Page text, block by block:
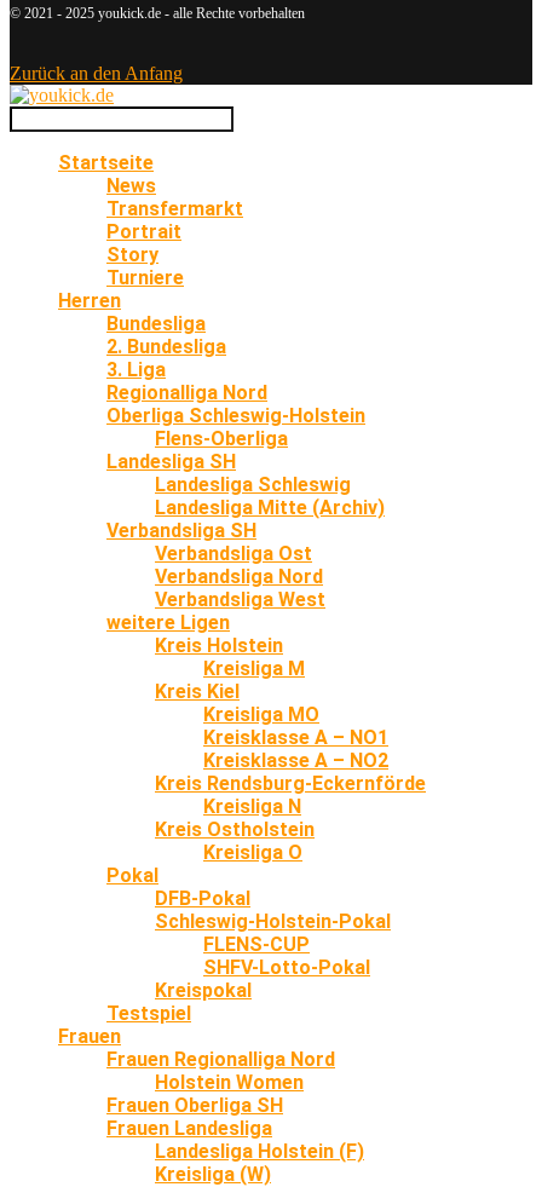
© 2021 - 2025 youkick.de - alle Rechte vorbehalten
Zurück an den Anfang
Startseite
News
Transfermarkt
Portrait
Story
Turniere
Herren
Bundesliga
2. Bundesliga
3. Liga
Regionalliga Nord
Oberliga Schleswig-Holstein
Flens-Oberliga
Landesliga SH
Landesliga Schleswig
Landesliga Mitte (Archiv)
Verbandsliga SH
Verbandsliga Ost
Verbandsliga Nord
Verbandsliga West
weitere Ligen
Kreis Holstein
Kreisliga M
Kreis Kiel
Kreisliga MO
Kreisklasse A – NO1
Kreisklasse A – NO2
Kreis Rendsburg-Eckernförde
Kreisliga N
Kreis Ostholstein
Kreisliga O
Pokal
DFB-Pokal
Schleswig-Holstein-Pokal
FLENS-CUP
SHFV-Lotto-Pokal
Kreispokal
Testspiel
Frauen
Frauen Regionalliga Nord
Holstein Women
Frauen Oberliga SH
Frauen Landesliga
Landesliga Holstein (F)
Kreisliga (W)